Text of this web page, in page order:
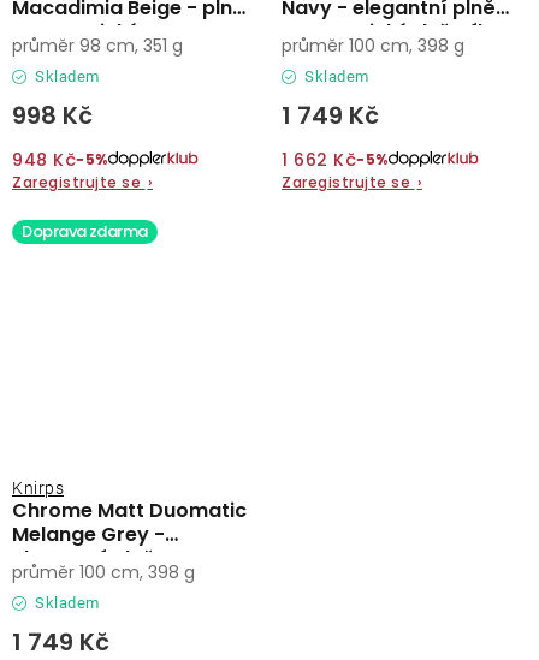
Macadimia Beige - plně
automatický
pánský/dámský deštník
Skladem
998 Kč
948 Kč−5%
Zaregistrujte se ›
průměr 98 cm, 351 g
Navy - elegantní plně
automatický deštník
Skladem
1 749 Kč
1 662 Kč−5%
Zaregistrujte se ›
průměr 100 cm, 398 g
Doprava zdarma
Chrome Matt Duomatic
Melange Grey -
elegantní plně
automatický deštník
Knirps
Skladem
1 749 Kč
průměr 100 cm, 398 g